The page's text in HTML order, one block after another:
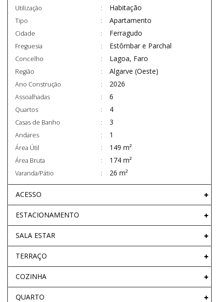
Utilização Habitação
Tipo Apartamento
Cidade Ferragudo
Freguesia Estômbar e Parchal
Concelho Lagoa, Faro
Região Algarve (Oeste)
Ano Construção 2026
Assoalhadas 6
Quartos 4
Casas de Banho 3
Andares 1
Área Útil 149 m²
Área Bruta 174 m²
Varanda/Pátio 26 m²
ACESSO
ESTACIONAMENTO
SALA ESTAR
TERRAÇO
COZINHA
QUARTO